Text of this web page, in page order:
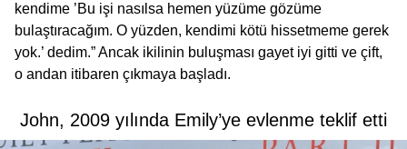
kendime ’Bu işi nasılsa hemen yüzüme gözüme
bulaştıracağım. O yüzden, kendimi kötü hissetmeme gerek
yok.’ dedim.” Ancak ikilinin buluşması gayet iyi gitti ve çift,
o andan itibaren çıkmaya başladı.
John, 2009 yılında Emily’ye evlenme teklif etti